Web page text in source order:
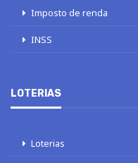
Imposto de renda
INSS
LOTERIAS
Loterias